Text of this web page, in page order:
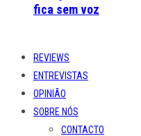
fica sem voz
REVIEWS
ENTREVISTAS
OPINIÃO
SOBRE NÓS
CONTACTO